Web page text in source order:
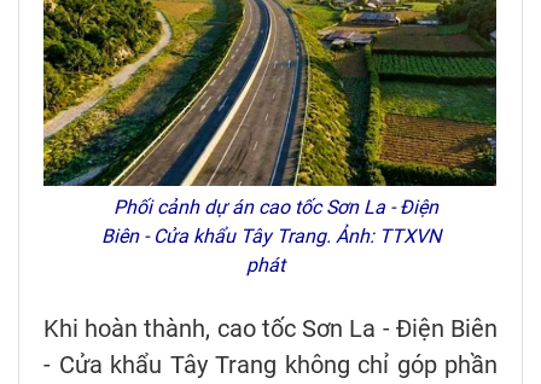
Phối cảnh dự án cao tốc Sơn La - Điện
Biên - Cửa khẩu Tây Trang. Ảnh: TTXVN
phát
Khi hoàn thành, cao tốc Sơn La - Điện Biên
- Cửa khẩu Tây Trang không chỉ góp phần